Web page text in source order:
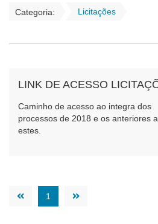
Categoria: Licitações
Caminho de acesso ao integra dos
processos de 2018 e os anteriores a
estes.
1